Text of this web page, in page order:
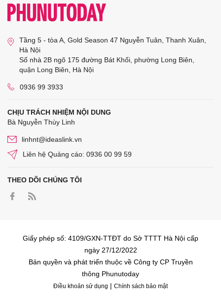
Tầng 5 - tòa A, Gold Season 47 Nguyễn Tuân, Thanh Xuân,
Hà Nội
Số nhà 2B ngõ 175 đường Bát Khối, phường Long Biên,
quận Long Biên, Hà Nội
0936 99 3933
CHỊU TRÁCH NHIỆM NỘI DUNG
Bà Nguyễn Thùy Linh
linhnt@ideaslink.vn
Liên hệ Quảng cáo: 0936 00 99 59
THEO DÕI CHÚNG TÔI
Giấy phép số: 4109/GXN-TTĐT do Sở TTTT Hà Nội cấp
ngày 27/12/2022
Bản quyền và phát triển thuộc về Công ty CP Truyền
thông Phunutoday
Điều khoản sử dụng | Chính sách bảo mật